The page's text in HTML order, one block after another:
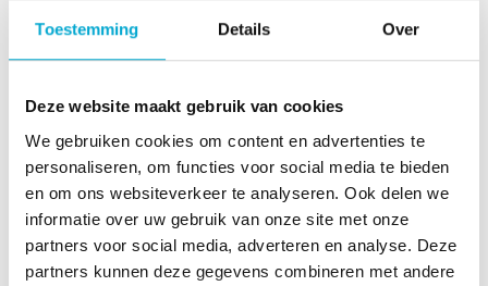
Toestemming Details Over
Deze website maakt gebruik van cookies
We gebruiken cookies om content en advertenties te
personaliseren, om functies voor social media te bieden
en om ons websiteverkeer te analyseren. Ook delen we
informatie over uw gebruik van onze site met onze
partners voor social media, adverteren en analyse. Deze
partners kunnen deze gegevens combineren met andere
Wonen
Hof van Kerstanje
Landscheiding
Onderwatershof
Tabitha
De Thuishaven
Het Breeje Hof, in ontwikkeling